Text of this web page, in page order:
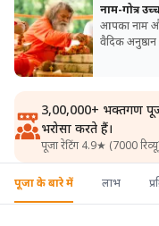
नाम-गोत्र
आपका नाम और
वैदिक
3,00,000+ भक्तगण
भरोसा करते हैं।
पूजा रेटिंग 4.9★ (7000
पूजा के बारे में लाभ